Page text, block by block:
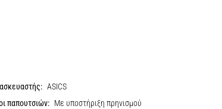
ASICS
παπουτσιών: Με υποστήριξη πρηνισμού